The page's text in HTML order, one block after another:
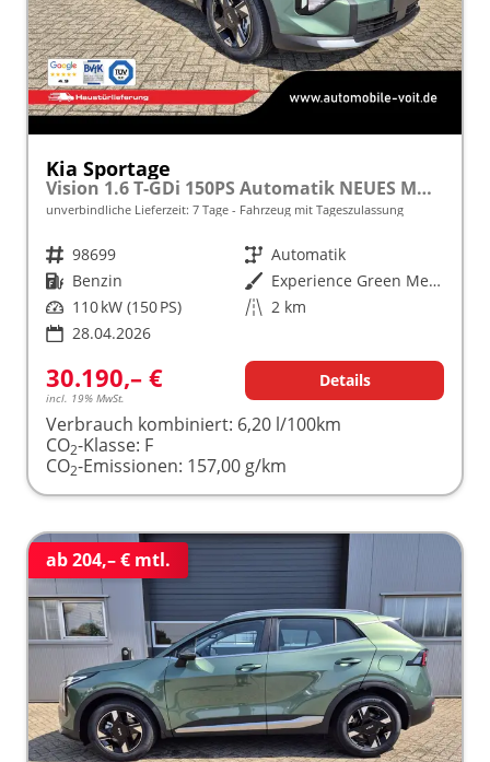
Kia Sportage
Vision 1.6 T-GDi 150PS Automatik NEUES MODELL MY26 FACELIFT Sitzheizung Lenkradheizung Klimaautomatik Navi Bluetooth Touchscreen Apple CarPlay Android Auto PDC v+h 17"LM Rückf.Kamera ACC 2x Keyless
unverbindliche Lieferzeit: 7 Tage Fahrzeug mit Tageszulassung
Fahrzeugnr. 98699 Getriebe Automatik
Kraftstoff Benzin Außenfarbe
Experience Green Metallic
Leistung 110 kW (150 PS) Kilometerstand 2 km
28.04.2026
30.190,– €
incl. 19% MwSt.
Details
Verbrauch kombiniert: 6,20 l/100km
CO2-Klasse: F
CO2-Emissionen: 157,00 g/km
ab 204,– € mtl.